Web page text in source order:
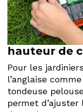
hauteur de
Pour les
l’anglaise
tondeuse
permet